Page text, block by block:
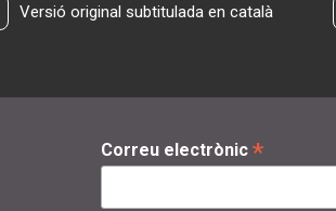
Versió original subtitulada en català
Correu electrònic *